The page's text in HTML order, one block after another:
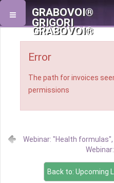
GRABOVOI®
GRIGORI
GRABOVOI®
Error
The path for invoices
permissions
Webinar: "Health
Back to: Upcoming